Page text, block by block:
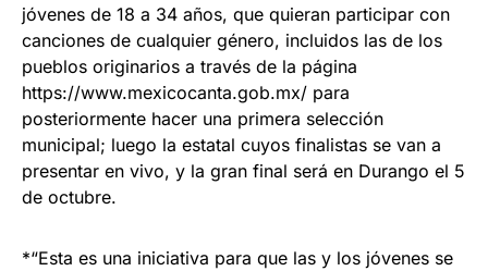
jóvenes de 18 a 34 años, que quieran participar con
canciones de cualquier género, incluidos las de los
pueblos originarios a través de la página
https://www.mexicocanta.gob.mx/ para
posteriormente hacer una primera selección
municipal; luego la estatal cuyos finalistas se van a
presentar en vivo, y la gran final será en Durango el 5
de octubre.
*“Esta es una iniciativa para que las y los jóvenes se